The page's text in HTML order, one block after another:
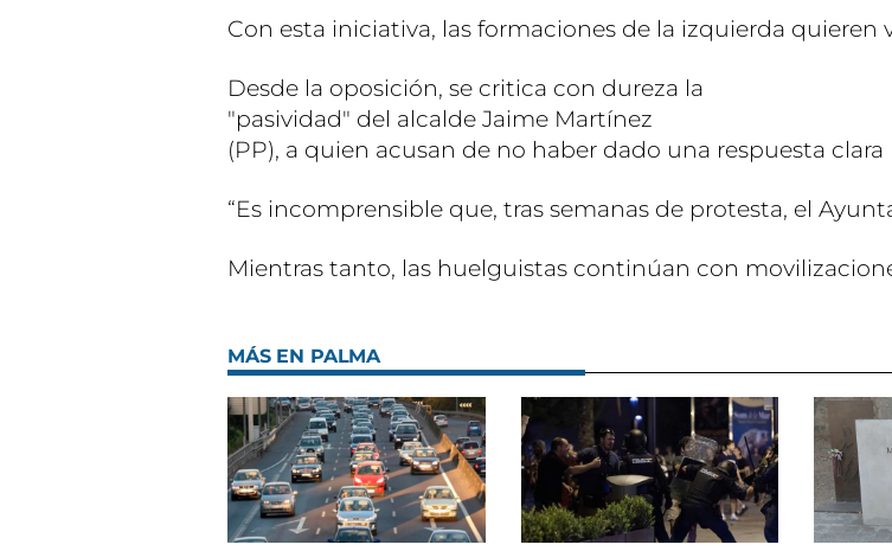
Con esta iniciativa, las formaciones de la izquierda
Desde la oposición, se critica con dureza la
"pasividad" del alcalde Jaime Martínez
(PP), a quien acusan de no haber dado una respuesta
“Es incomprensible que, tras semanas de protesta, el
Mientras tanto, las huelguistas continúan con
MÁS EN PALMA